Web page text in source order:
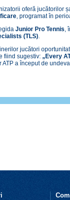
oferă jucătorilor
, programat în
Junior Pro Tennis,
(TLS).
jucători
fiind sugestiv: „Every
ATP a început de